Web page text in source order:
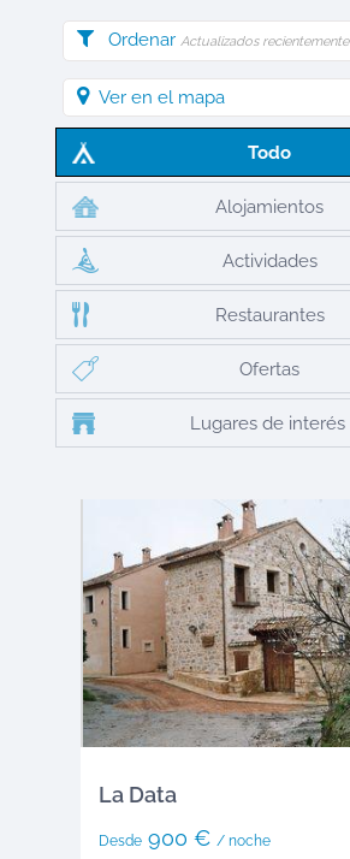
Ordenar Actualizados recientemente
Ver en el mapa
Todo
Alojamientos
Actividades
Restaurantes
Ofertas
Lugares de interés
La Data
Desde900 € / noche